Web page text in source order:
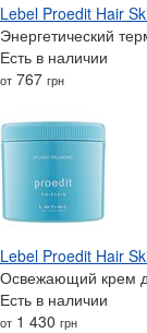
Lebel Proedit Hair
Энергетический
Есть в наличии
от 767 грн
Lebel Proedit Hair
Освежающий крем
Есть в наличии
от 1 430 грн